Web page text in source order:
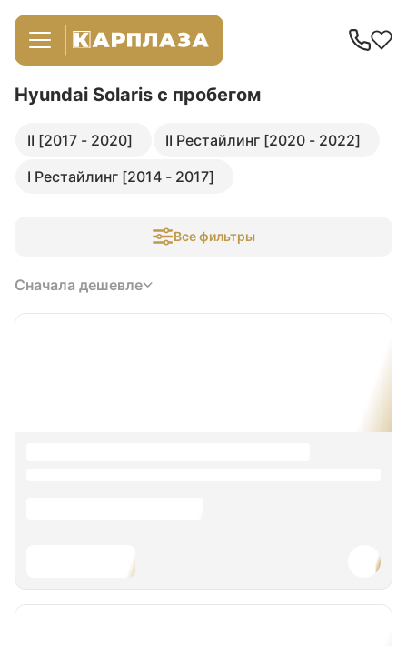
Hyundai Solaris с пробегом
II [2017 - 2020]
II Рестайлинг [2020 - 2022]
I Рестайлинг [2014 - 2017]
Все фильтры
Сначала дешевле